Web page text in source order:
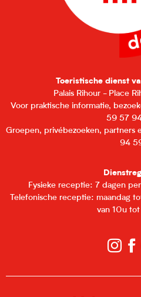
Toeristische dienst
Palais Rihour - Place
Voor praktische informatie,
59 57
Groepen, privébezoeken, partners
94
Fysieke receptie: 7 dagen
Telefonische receptie: maandag
van 10u